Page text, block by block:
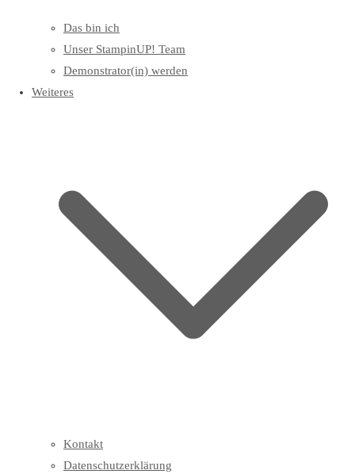
Das bin ich
Unser StampinUP! Team
Demonstrator(in) werden
Weiteres
Kontakt
Datenschutzerklärung